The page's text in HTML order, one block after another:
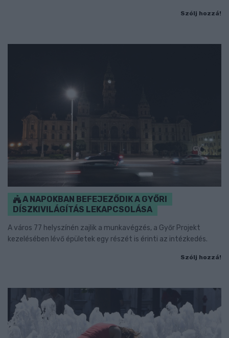
Szólj hozzá!
A NAPOKBAN BEFEJEZŐDIK A GYŐRI
DÍSZKIVILÁGÍTÁS LEKAPCSOLÁSA
A város 77 helyszínén zajlik a munkavégzés, a Győr Projekt
kezelésében lévő épületek egy részét is érinti az intézkedés.
Szólj hozzá!